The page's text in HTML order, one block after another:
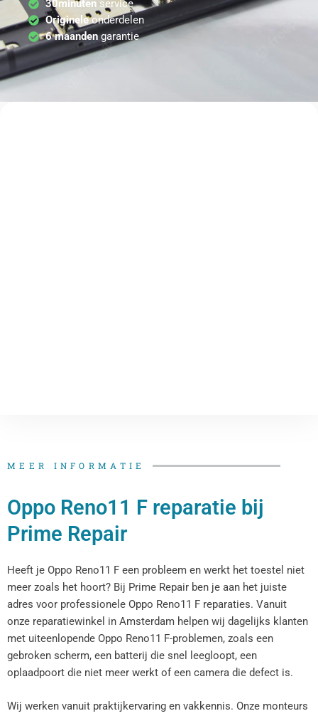
30minutenservice
Origineleonderdelen
6 maandengarantie
MEER INFORMATIE
Oppo Reno11 F reparatie bij
Prime Repair
Heeft je Oppo Reno11 F een probleem en werkt het toestel niet
meer zoals het hoort? Bij Prime Repair ben je aan het juiste
adres voor professionele Oppo Reno11 F reparaties. Vanuit
onze reparatiewinkel in Amsterdam helpen wij dagelijks klanten
met uiteenlopende Oppo Reno11 F-problemen, zoals een
gebroken scherm, een batterij die snel leegloopt, een
oplaadpoort die niet meer werkt of een camera die defect is.
Wij werken vanuit praktijkervaring en vakkennis. Onze monteurs